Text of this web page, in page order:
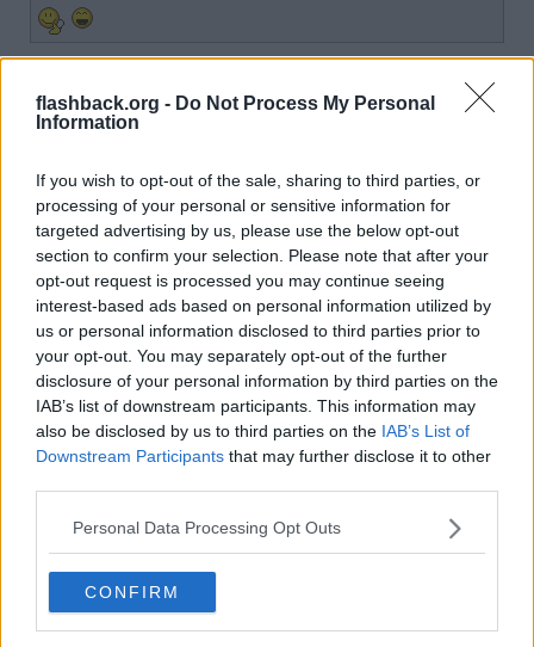
flashback.org - Do Not Process My Personal
Information
If you wish to opt-out of the sale, sharing to third parties, or
processing of your personal or sensitive information for
targeted advertising by us, please use the below opt-out
section to confirm your selection. Please note that after your
opt-out request is processed you may continue seeing
interest-based ads based on personal information utilized by
us or personal information disclosed to third parties prior to
your opt-out. You may separately opt-out of the further
disclosure of your personal information by third parties on the
IAB’s list of downstream participants. This information may
also be disclosed by us to third parties on the IAB’s List of
Downstream Participants that may further disclose it to other
Personal Data Processing Opt Outs
CONFIRM
Jag kan ingenting om data, vad innebär detta?
Citera
Medlem
Ursprungligen postat av
Kattknullarn
Jag kan ingenting om data, vad innebär detta?
Och ändå har du åsikter.
Fråga din överlägsna modell, den
kanske kan svara.
2025-08-19, 08:26
Inlägg: 1 879
Jag skulle påstå att den är överlägsen hitills, tex från en massa
lösa ideer har jag nu på ett par timmar byggt något jag inte sett
tidigare fanns men precis vad jag ville ha, med en massa olika
system där Docker, Electron och och hela windows kommer att
ingå senare. Och nu snackar vi den sämsta Copilot i appen alla har
gratis i Windows.